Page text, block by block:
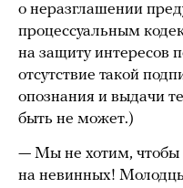
о неразглашении
процессуальным
на защиту интересов
отсутствие такой
опознания и выдачи
быть не может.)
— Мы не хотим, чтобы
на невинных!